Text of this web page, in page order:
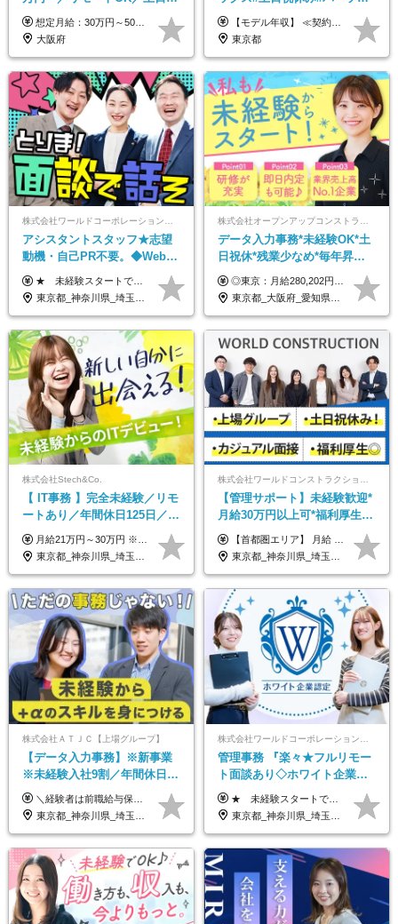
休み／生成AIを活用できる方
歓迎
想定月給：30万円～50万円程度＋各種手当＋賞与年2回 ※想定年収：400万円～600万円 ※経験・能力等考慮の上、規定により優遇 ※上記月給には固定残業代を含みます。固定残業代は、時間外労働の有無に関わらず月10時間分（月2.2万円（月収30万円の場合）～3.6万円（月収50万円の場合））を支給し、超過分は追加で支給します ※試用期間2ヶ月（待遇に差異なし） 【固定残業代について】 固定残業10時間分（22,000円～36,000円）を含む ※超過分は別途全額支給
大阪府
グループ#年休120日以上#正社
員登用あり#服装自由
【モデル年収】 ≪契約社員≫ 年収330万円 (基本給23万 ＋ 地区手当3万円 ＋ 賞与)：都内在住 年収264万円 (基本給21万 ＋ 賞与)：静岡県在住 --------------- ●月給21万円～28万9900円＋賞与（年2回）＋各種手当 ●1年目想定給与：年収264万円～364万円 ●経験やスキルに応じて優遇します！ ※お住まいの地域により0～3万円の地区手当を支給しております ※試用期間中（3ヶ月間）の雇用形態および待遇に差異はありません ※残業代については選考時に詳細をご説明します ※通算契約期間の上限は5年となります ≪アルバイト≫ ●時給1,250円～2,300円 ●経験やスキルに応じて優遇します！ ●ご希望に応じ、扶養内での勤務も可能です！ ※試用期間中の雇用形態および待遇に差異はありません
東京都
アシスタントスタッフ★志望
動機・自己PR不要。◆Web面
談OK◆完全週休2日◆年収700
万円可/p13
★ 未経験スタートでも月収40万円以上も目指せます！ ★ ★ 試用期間6か月あり／給与・待遇に変更なし ★ ＼パターン①orパターン②で給与形態の選択が可能／ ＜パターン①＞ 月給+交通費+（残業代は全額別途支給） 【首都圏・関東・北信越】 月給30.0万円以上 【関西】 月給27.5万円以上 【中部】 月給26.5万円以上 【東北】 月給24.5万円以上 【北海道】 月給24.0万円以上 【九州・中四国】 月給25.5万円以上 ＜パターン②＞ 月給（固定残業代20H含む）+交通費+賞与年2回+残業代 （※20H場合を超過した場合は全額別途支給） 【首都圏・関東・北信越】 月給25.0万円以上 【関 西・中部】 月給24.5万円以上 【東 北・北海道・九州・中四国】 月給23.5万円以上 ※上記給与には固定残業代（月20H分）を含みます 固定残業代は残業の有無に関わらず支給し、超過分は別途全額支給いたします ①②の給与形態はご本人様と相談の上、最終的に会社が決定いたします （内定時に通知） ■給与改定年1回 ■(※)賞与年2回（昨年度支給実績2回／頑張りを評価） (※)支給条件に規定あり
東京都_神奈川県_埼玉県_千葉県_大阪府_愛知県_北海道_青森県_岩手県_宮城県_秋田県_山形県_福島県_茨城県_栃木県_群馬県_新潟県_山梨県_長野県_富山県_石川県_福井県_静岡県_岐阜県_三重県_兵庫県_京都府_滋賀県_奈良県_和歌山県_広島県_岡山県_鳥取県_島根県_山口県_徳島県_香川県_愛媛県_高知県_福岡県_佐賀県_長崎県_大分県_宮崎県_鹿児島県_沖縄県
データ入力事務*未経験OK*土
日祝休*残業少なめ*毎年昇給
あり*面接1回*月収37万円可/o
◎東京：月給280,202円～402,430円 ◎大阪：月給269,824円～392,052円 ◎名古屋：月給285,967円～408,195円 ◎その他：月給265,212円～387,440円 ※試用期間3か月／待遇は研修期間中のみ変更あり （東京：23.9万円～、大阪：月給23.4万円～、名古屋：月給24.2万円～、その他：月給23.1万円～） ※固定残業代（配属後に支給）・一律手当を含む ※固定残業代は残業がない場合も支給し、超過分は別途支給する ※年齢、経験、能力を考慮し、支給額を決定します。
東京都_大阪府_愛知県_北海道_宮城県_新潟県_石川県_静岡県_広島県_福岡県_沖縄県
株式会社Stech&Co.
【 IT事務 】完全未経験／リモ
ートあり／年間休日125日／残
業なし／産休育休あり／服
装・髪型自由／毎年昇給
月給21万円～30万円 ※試用期間3ヶ月間の待遇に変動はありません。 ※みなし残業代(月20時間分29,725円～)を含む。（※超過分は追加支給）
東京都_神奈川県_埼玉県_千葉県_大阪府_愛知県_北海道_青森県_岩手県_宮城県_秋田県_山形県_福島県_茨城県_栃木県_群馬県_新潟県_山梨県_長野県_富山県_石川県_福井県_静岡県_岐阜県_三重県_兵庫県_京都府_滋賀県_奈良県_和歌山県_広島県_岡山県_鳥取県_島根県_山口県_徳島県_香川県_愛媛県_高知県_福岡県_熊本県_佐賀県_長崎県_大分県_宮崎県_鹿児島県_沖縄県
株式会社ワールドコンストラクション 【東証一部】 (ワールドホールディングス・グループ)
【管理サポート】未経験歓迎*
月給30万円以上可*福利厚生が
充実！
【首都圏エリア】 月給 291,800円以上 ＋ 各種手当 【北関東エリア】 月給 264,260円以上 ＋ 各種手当 【関西・四国エリア】 月給 278,040円以上 ＋ 各種手当 【中部エリア】 月給 278,040円以上 ＋ 各種手当 【北海道・東北エリア】 月給 247,000円以上 ＋ 各種手当 【九州エリア】 月給 235,540円以上 ＋ 各種手当 【中国エリア】 月給 250,460 円以上 ＋ 各種手当 ※全て年齢・経験・能力などを考慮します。 ※試用期間3ヶ月あり。その間の待遇に変動はありません。 ※固定残業代（20時間分）を含む 首都圏／37,800円以上 北関東／34,260円以上 関西・四国／36,040円以上 中部／36,040円以上 北海道・東北／32,000円以上 九州／30,540円以上 中国／32,460円以上 ※超過分は全額支給 初年度の年収 400万円～900万円
東京都_神奈川県_埼玉県_千葉県_大阪府_愛知県_北海道_青森県_岩手県_宮城県_秋田県_山形県_福島県_茨城県_栃木県_群馬県_新潟県_山梨県_長野県_富山県_石川県_福井県_静岡県_岐阜県_三重県_兵庫県_京都府_滋賀県_奈良県_和歌山県_広島県_岡山県_鳥取県_島根県_山口県_徳島県_香川県_愛媛県_高知県_福岡県_熊本県_佐賀県_長崎県_大分県_宮崎県_鹿児島県_沖縄県
株式会社ＡＴＪＣ【上場グループ】
【データ入力事務】※新事業
※未経験入社9割／年間休日
124日／月 残業13h／土日祝休
み／給与改定年2回
＼経験者は前職給与保証！／ 月給23万円～33万円＋各種手当 ☆給与改定年2回あり！ ※上記金額には固定残業代（31,081円～44,595円／20時間分）を含みます。 ※超過分は別途支給します。 ★試用期間：6ヶ月 未経験の場合、試用期間中は月給21万円（固定残業代12,353円／8時間分）となります。ただし、2026年7月1日以降は給与改定に伴い、試用期間の途中であっても、月給230,000円（固定残業代31,081円／20時間分）を適用します。 ※超過分は別途支給します。
東京都_神奈川県_埼玉県_千葉県
管理事務 『楽々★フルリモー
ト面談あり◇ホワイト企業認
定受賞◇完全週休2日◇賞与年
2回 /p13
★ 未経験スタートでも月収40万円以上も目指せます！ ★ ★ 試用期間6か月あり／給与・待遇に変更なし ★ ＼パターン①orパターン②で給与形態の選択が可能／ ＜パターン①＞ 月給+交通費+（残業代は全額別途支給） 【首都圏・関東・北信越】 月給30.0万円以上 【関西】 月給27.5万円以上 【中部】 月給26.5万円以上 【東北】 月給24.5万円以上 【北海道】 月給24.0万円以上 【九州・中四国】 月給25.5万円以上 ＜パターン②＞ 月給（固定残業代20H含む）+交通費+賞与年2回+残業代 （※20H場合を超過した場合は全額別途支給） 【首都圏・関東・北信越】 月給25.0万円以上 【関 西・中部】 月給24.5万円以上 【東 北・北海道・九州・中四国】 月給23.5万円以上 ※上記給与には固定残業代（月20H分）を含みます 固定残業代は残業の有無に関わらず支給し、超過分は別途全額支給いたします ①②の給与形態はご本人様と相談の上、最終的に会社が決定いたします （内定時に通知） ■給与改定年1回 ■(※)賞与年2回（昨年度支給実績2回／頑張りを評価） (※)支給条件に規定あり
東京都_神奈川県_埼玉県_千葉県_大阪府_愛知県_北海道_青森県_岩手県_宮城県_秋田県_山形県_福島県_茨城県_栃木県_群馬県_新潟県_山梨県_長野県_富山県_石川県_福井県_静岡県_岐阜県_三重県_兵庫県_京都府_滋賀県_奈良県_和歌山県_広島県_岡山県_鳥取県_島根県_山口県_徳島県_香川県_愛媛県_高知県_福岡県_熊本県_佐賀県_長崎県_大分県_宮崎県_鹿児島県_沖縄県